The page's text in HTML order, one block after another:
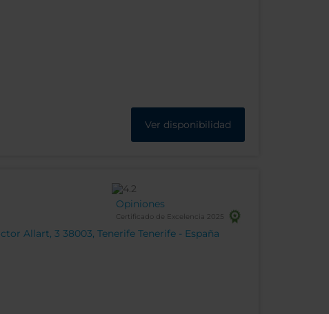
Ver disponibilidad
Allart, 3 38003, Tenerife Tenerife - España
Opiniones
Certificado de Excelencia 2025